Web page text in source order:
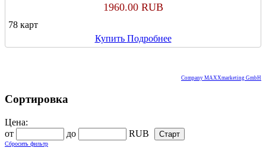
1960.00 RUB
78 карт
Купить Подробнее
Company MAXXmarketing GmbH
Сортировка
Цена:
от
до RUB
Сбросить фильтр